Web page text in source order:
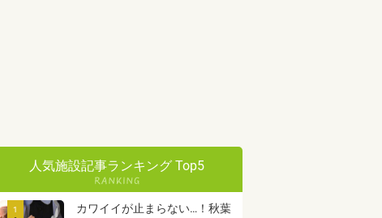
人気施設記事ランキング Top5
1
カワイイが止まらない…！秋葉